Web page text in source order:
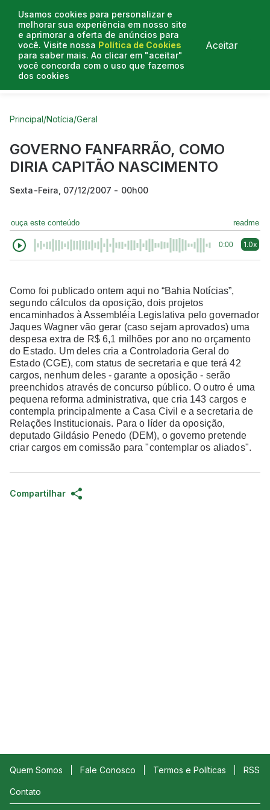
Usamos cookies para personalizar e
melhorar sua experiência em nosso site
e aprimorar a oferta de anúncios para
você. Visite nossa Política de Cookies
para saber mais. Ao clicar em "aceitar"
você concorda com o uso que fazemos
dos cookies
Aceitar
Curtas do Poder
Principal/Notícia/Geral
GOVERNO FANFARRÃO, COMO
DIRIA CAPITÃO NASCIMENTO
Sexta-Feira, 07/12/2007 - 00h00
ouça este conteúdo readme
0:00 1.0x
Como foi publicado ontem aqui no “Bahia Notícias”,
segundo cálculos da oposição, dois projetos
encaminhados à Assembléia Legislativa pelo governador
Jaques Wagner vão gerar (caso sejam aprovados) uma
despesa extra de R$ 6,1 milhões por ano no orçamento
do Estado. Um deles cria a Controladoria Geral do
Estado (CGE), com status de secretaria e que terá 42
cargos, nenhum deles - garante a oposição - serão
preenchidos através de concurso público. O outro é uma
pequena reforma administrativa, que cria 143 cargos e
contempla principalmente a Casa Civil e a secretaria de
Relações Institucionais. Para o líder da oposição,
deputado Gildásio Penedo (DEM), o governo pretende
criar cargos em comissão para "contemplar os aliados".
Compartilhar
Quem Somos Fale Conosco Termos e Políticas RSS
Contato